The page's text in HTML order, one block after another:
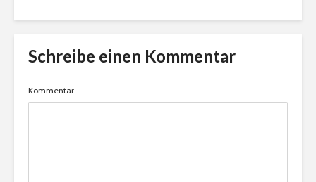
Schreibe einen Kommentar
Kommentar